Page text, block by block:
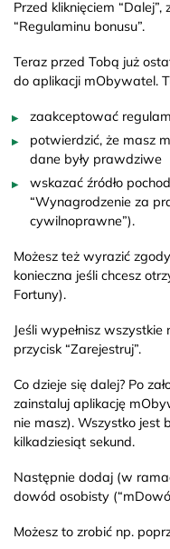
Przed kliknięciem
“Regulaminu bonusu”.
Teraz przed Tobą już
do aplikacji mObywatel.
zaakceptować
potwierdzić, że masz
dane były prawdziwe
wskazać źródło
“Wynagrodzenie za
cywilnoprawne”).
Możesz też wyrazić
konieczna jeśli chcesz
Fortuny).
Jeśli wypełnisz
przycisk “Zarejestruj”.
Co dzieje się dalej? Po
zainstaluj aplikację
nie masz). Wszystko jest
kilkadziesiąt sekund.
Następnie dodaj (w
dowód osobisty
Możesz to zrobić np.